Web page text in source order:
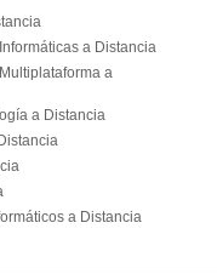
a Distancia
a
a Distancia
a Distancia